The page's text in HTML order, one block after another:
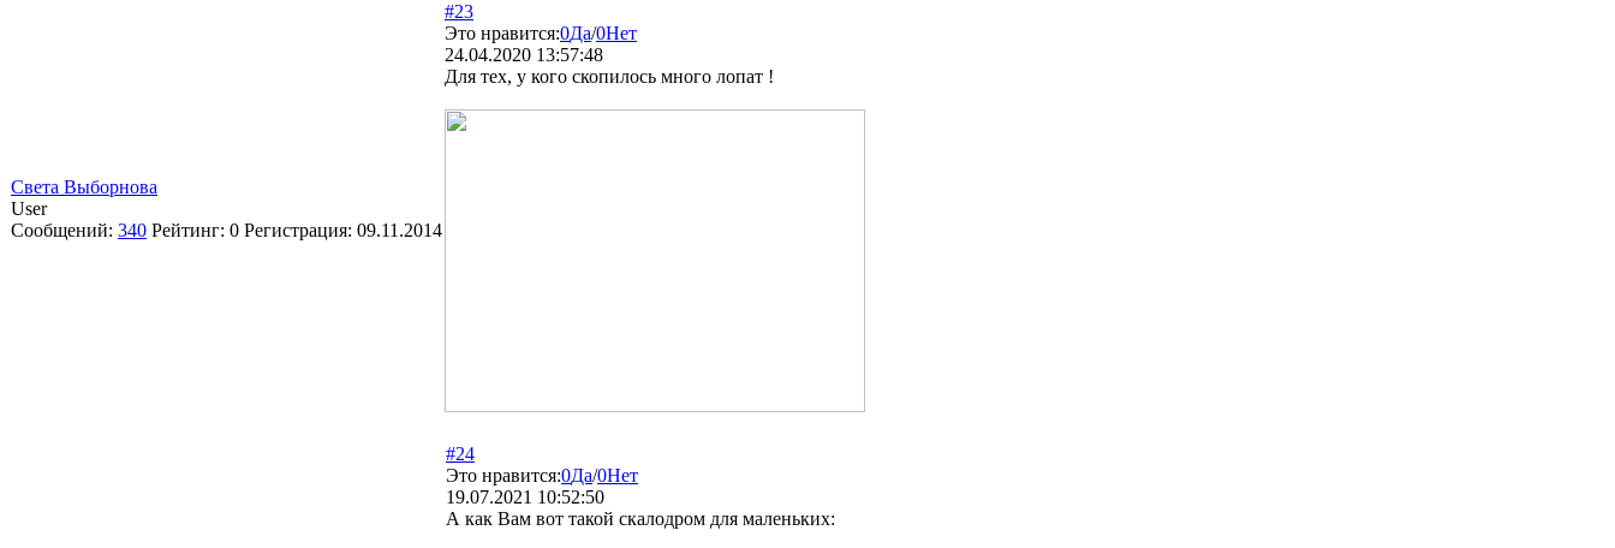
Света Выборнова
User
Сообщений: 340 Рейтинг: 0 Регистрация: 09.11.2014
#23
Это нравится:0Да/0Нет
24.04.2020 13:57:48
Для тех, у кого скопилось много лопат !
#24
Это нравится:0Да/0Нет
19.07.2021 10:52:50
А как Вам вот такой скалодром для маленьких: